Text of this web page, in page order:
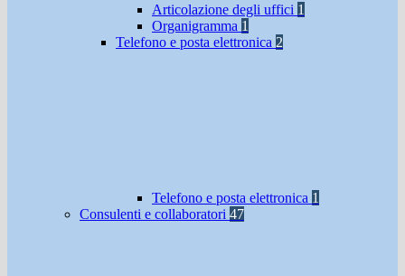
Articolazione degli uffici 1
Organigramma 1
Telefono e posta elettronica 2
Telefono e posta elettronica 1
Consulenti e collaboratori 47